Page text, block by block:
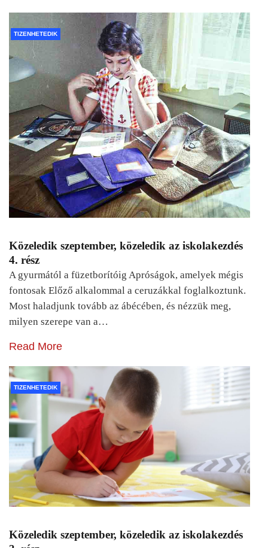
TIZENHETEDIK
Közeledik szeptember, közeledik az iskolakezdés
4. rész
A gyurmától a füzetborítóig Apróságok, amelyek mégis
fontosak Előző alkalommal a ceruzákkal foglalkoztunk.
Most haladjunk tovább az ábécében, és nézzük meg,
milyen szerepe van a…
Read More
TIZENHETEDIK
Közeledik szeptember, közeledik az iskolakezdés